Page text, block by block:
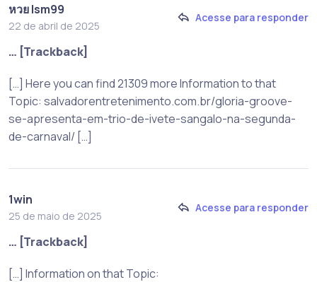
หวย lsm99
22 de abril de 2025
Acesse para responder
… [Trackback]
[…] Here you can find 21309 more Information to that
Topic: salvadorentretenimento.com.br/gloria-groove-
se-apresenta-em-trio-de-ivete-sangalo-na-segunda-
de-carnaval/ […]
1win
25 de maio de 2025
Acesse para responder
… [Trackback]
[…] Information on that Topic: